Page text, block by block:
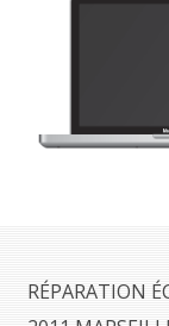
RÉPARATION